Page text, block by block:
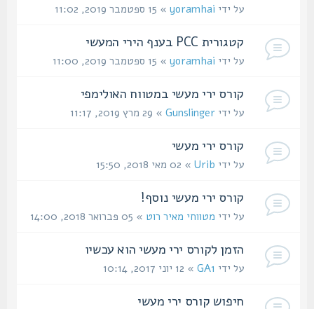
על ידיyoramhai» 15 ספטמבר 2019, 11:02
קטגורית PCC בענף הירי המעשי
על ידיyoramhai» 15 ספטמבר 2019, 11:00
קורס ירי מעשי במטווח האולימפי
על ידיGunslinger» 29 מרץ 2019, 11:17
קורס ירי מעשי
על ידיUrib » 02 מאי 2018, 15:50
קורס ירי מעשי נוסף!
על ידימטווחי מאיר רוט» 05 פברואר 2018, 14:00
הזמן לקורס ירי מעשי הוא עכשיו
על ידיGA1 » 12 יוני 2017, 10:14
חיפוש קורס ירי מעשי